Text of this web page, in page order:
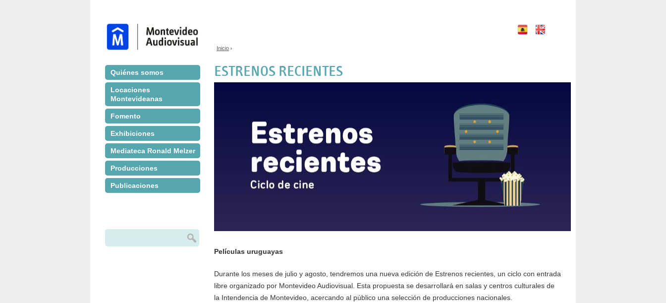
Quiénes somos
Locaciones
Montevideanas
Fomento
Exhibiciones
Mediateca Ronald Melzer
Producciones
Publicaciones
Formulario de búsqueda
Inicio ›
ESTRENOS RECIENTES
Películas uruguayas
Durante los meses de julio y agosto, tendremos una nueva edición de Estrenos recientes, un ciclo con entrada
libre organizado por Montevideo Audiovisual. Esta propuesta se desarrollará en salas y centros culturales de
la Intendencia de Montevideo, acercando al público una selección de producciones nacionales.